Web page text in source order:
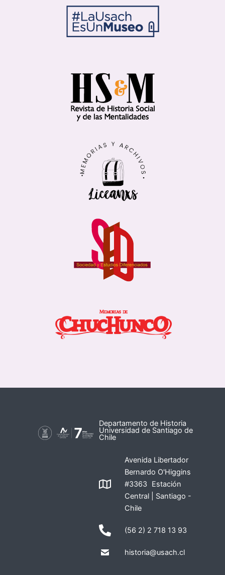
Departamento de Historia
Universidad de Santiago de
Chile
Avenida Libertador
Bernardo O'Higgins
#3363 Estación
Central | Santiago -
Chile
(56 2) 2 718 13 93
historia@usach.cl